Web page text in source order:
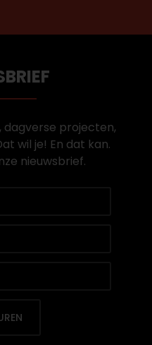
projecten,
wil je! En dat kan.
nieuwsbrief.